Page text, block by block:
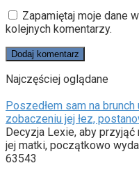
Zapamiętaj moje dane
kolejnych komentarzy.
Najczęściej oglądane
Poszedłem sam na
zobaczeniu jej łez,
Decyzja Lexie, aby
jej matki, początkowo
63543